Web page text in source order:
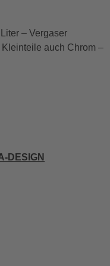
– Vergaser
auch Chrom –
DESIGN